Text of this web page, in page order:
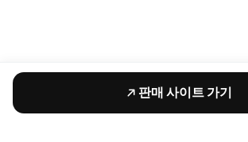
판매 사이트 가기